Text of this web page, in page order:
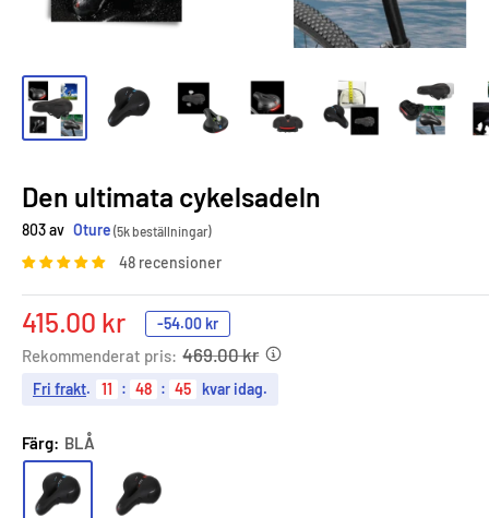
Den ultimata cykelsadeln
803 av Oture (5k beställningar)
48 recensioner
Sale
price
415.00 kr -54.00 kr
Rekommenderat pris: 469.00 kr
Fri frakt. 11 : 48 : 44 kvar idag.
Färg: BLÅ